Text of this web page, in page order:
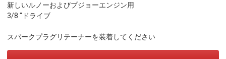
新しいルノーおよびプジョーエンジン用
3/8 "ドライブ
スパークプラグリテーナーを装着してください